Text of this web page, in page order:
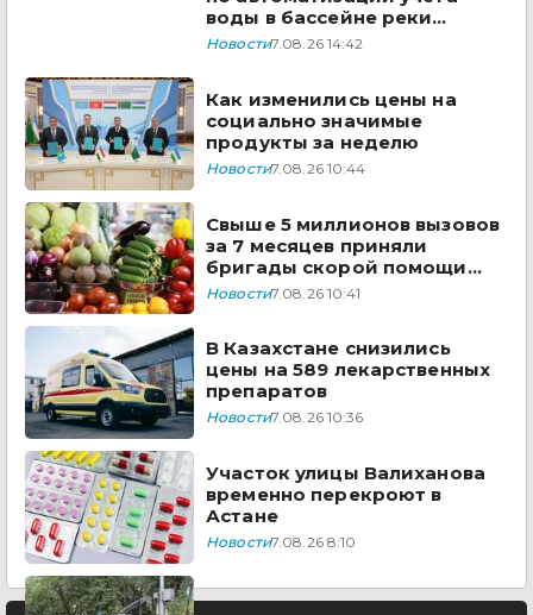
воды в бассейне реки
Сырдарья одобрили
Новости7.08.26 14:42
Как изменились цены на
социально значимые
продукты за неделю
Новости7.08.26 10:44
Свыше 5 миллионов вызовов
за 7 месяцев приняли
бригады скорой помощи
Казахстана
Новости7.08.26 10:41
В Казахстане снизились
цены на 589 лекарственных
препаратов
Новости7.08.26 10:36
Участок улицы Валиханова
временно перекроют в
Астане
Новости7.08.26 8:10